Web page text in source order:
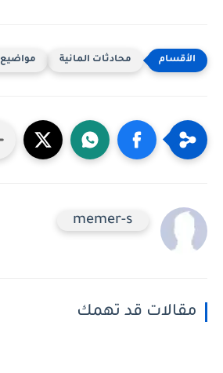
محادثات المانية مواضيع B1
memer-s
مقالات قد تهمك